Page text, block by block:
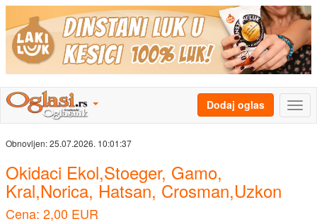
Dodaj oglas
Obnovljen:25.07.2026. 10:01:37
Okidaci Ekol,Stoeger, Gamo,
Kral,Norica, Hatsan, Crosman,Uzkon
Cena: 2,00 EUR